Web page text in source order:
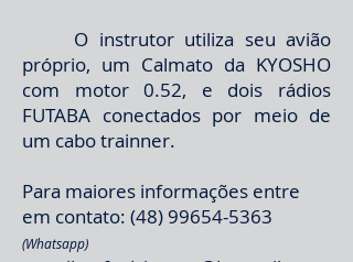
O instrutor utiliza seu avião
próprio, um Calmato da KYOSHO
com motor 0.52, e dois rádios
FUTABA conectados por meio de
um cabo trainner.
Para maiores informações entre
em contato: (48) 99654-5363
(Whatsapp)